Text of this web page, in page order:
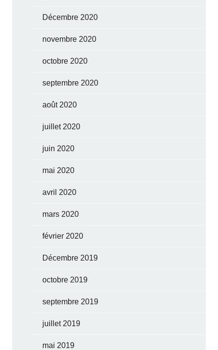
Décembre 2020
novembre 2020
octobre 2020
septembre 2020
août 2020
juillet 2020
juin 2020
mai 2020
avril 2020
mars 2020
février 2020
Décembre 2019
octobre 2019
septembre 2019
juillet 2019
mai 2019